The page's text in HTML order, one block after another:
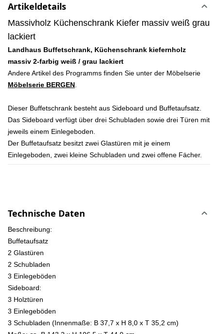
Artikeldetails
Massivholz Küchenschrank Kiefer massiv weiß grau
lackiert
Landhaus Buffetschrank, Küchenschrank kiefernholz
massiv 2-farbig weiß / grau lackiert
Andere Artikel des Programms finden Sie unter der Möbelserie
Möbelserie BERGEN
Dieser Buffetschrank besteht aus Sideboard und Buffetaufsatz.
Das Sideboard verfügt über drei Schubladen sowie drei Türen mit
jeweils einem Einlegeboden.
Der Buffetaufsatz besitzt zwei Glastüren mit je einem
Einlegeboden, zwei kleine Schubladen und zwei offene Fächer.
Technische Daten
Beschreibung:
Buffetaufsatz
2 Glastüren
2 Schubladen
3 Einlegeböden
Sideboard:
3 Holztüren
3 Einlegeböden
3 Schubladen (Innenmaße: B 37,7 x H 8,0 x T 35,2 cm)